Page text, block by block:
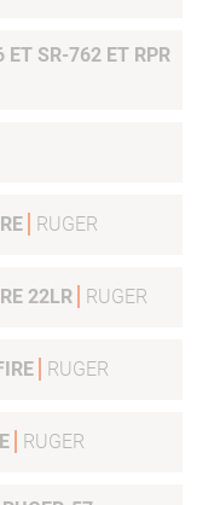
ET SR-762 ET RPR
RUGER
22LR RUGER
RUGER
RUGER